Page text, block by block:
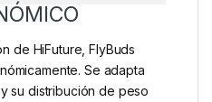
de HiFuture, FlyBuds
Se adapta
su distribución de peso